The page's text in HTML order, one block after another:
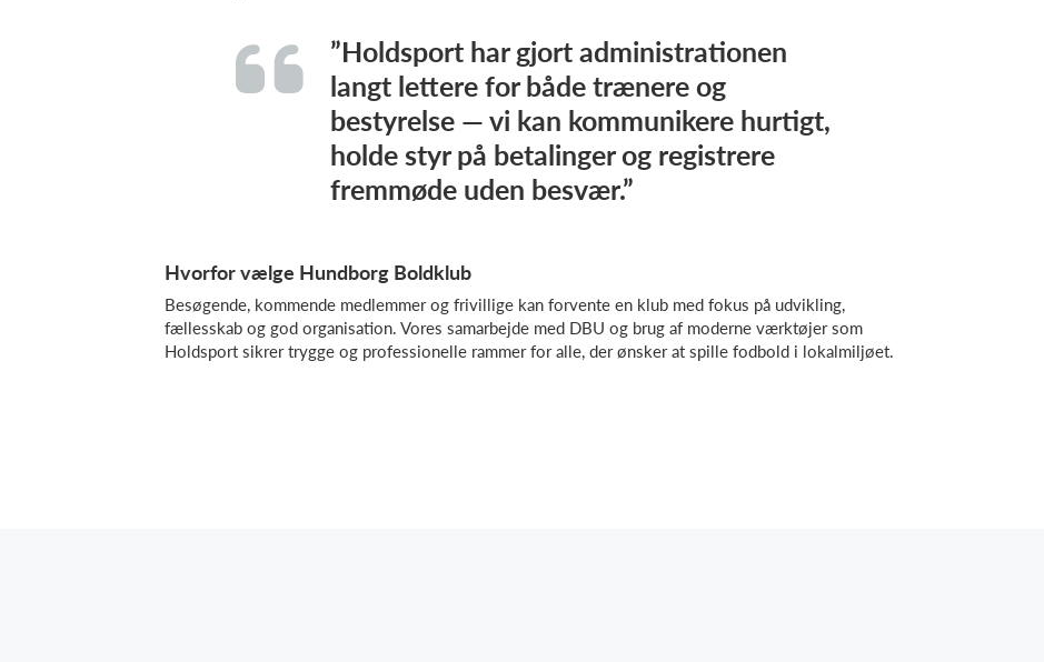
”Holdsport har gjort administrationen
langt lettere for både trænere og
bestyrelse — vi kan kommunikere hurtigt,
holde styr på betalinger og registrere
fremmøde uden besvær.”
Hvorfor vælge Hundborg Boldklub
Besøgende, kommende medlemmer og frivillige kan forvente en klub med fokus på udvikling,
fællesskab og god organisation. Vores samarbejde med DBU og brug af moderne værktøjer som
Holdsport sikrer trygge og professionelle rammer for alle, der ønsker at spille fodbold i lokalmiljøet.